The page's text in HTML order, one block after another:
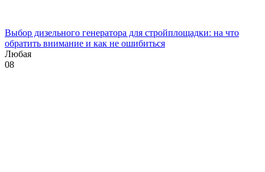
Выбор дизельного генератора для стройплощадки: на что
обратить внимание и как не ошибиться
Любая
08